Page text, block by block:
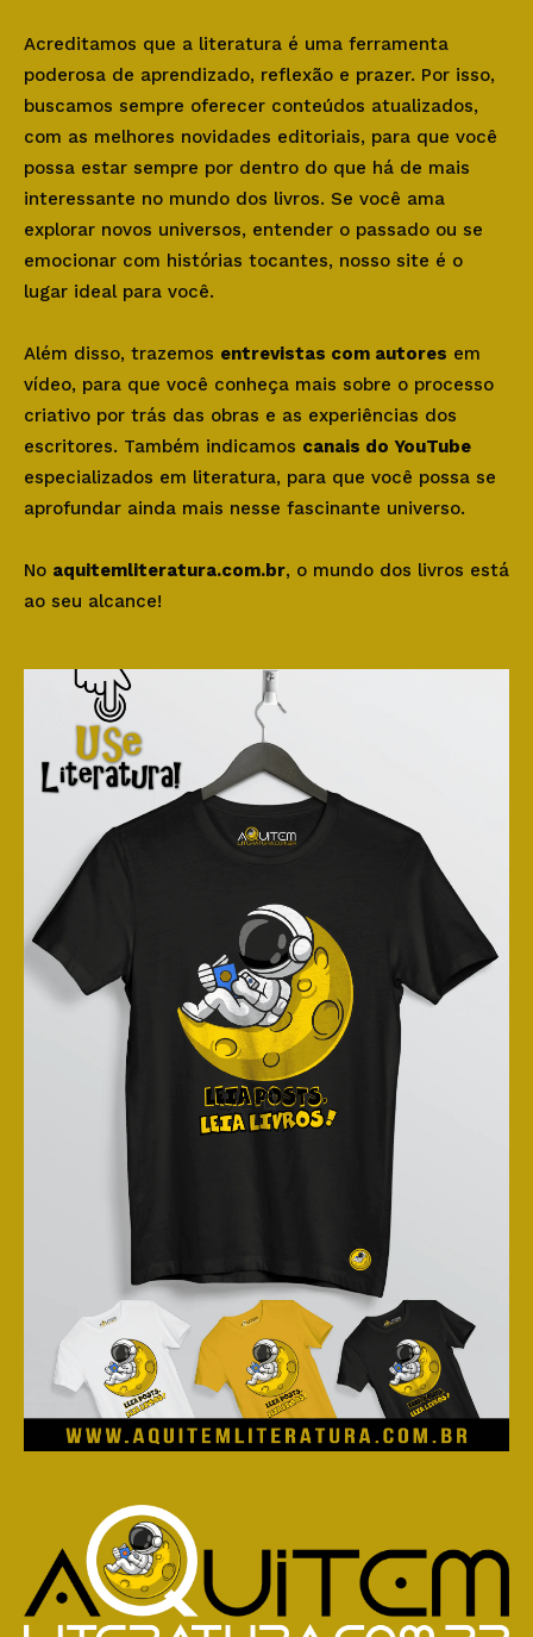
Acreditamos que a literatura é uma ferramenta
poderosa de aprendizado, reflexão e prazer. Por isso,
buscamos sempre oferecer conteúdos atualizados,
com as melhores novidades editoriais, para que você
possa estar sempre por dentro do que há de mais
interessante no mundo dos livros. Se você ama
explorar novos universos, entender o passado ou se
emocionar com histórias tocantes, nosso site é o
lugar ideal para você.
Além disso, trazemos entrevistas com autores em
vídeo, para que você conheça mais sobre o processo
criativo por trás das obras e as experiências dos
escritores. Também indicamos canais do YouTube
especializados em literatura, para que você possa se
aprofundar ainda mais nesse fascinante universo.
No aquitemliteratura.com.br, o mundo dos livros está
ao seu alcance!